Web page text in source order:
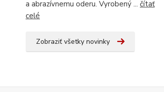
a abrazívnemu oderu. Vyrobený ... čítať
celé
Zobraziť všetky novinky